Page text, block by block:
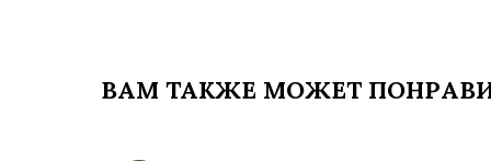
ВАМ ТАКЖЕ МОЖЕТ